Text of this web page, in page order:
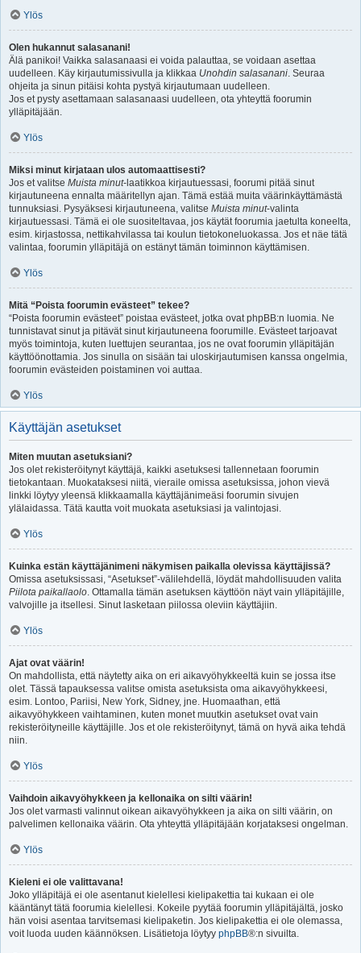
Ylös
Olen hukannut salasanani!
Älä panikoi! Vaikka salasanaasi ei voida palauttaa, se voidaan asettaa
uudelleen. Käy kirjautumissivulla ja klikkaa Unohdin salasanani. Seuraa
ohjeita ja sinun pitäisi kohta pystyä kirjautumaan uudelleen.
Jos et pysty asettamaan salasanaasi uudelleen, ota yhteyttä foorumin
ylläpitäjään.
Ylös
Miksi minut kirjataan ulos automaattisesti?
Jos et valitse Muista minut-laatikkoa kirjautuessasi, foorumi pitää sinut
kirjautuneena ennalta määritellyn ajan. Tämä estää muita väärinkäyttämästä
tunnuksiasi. Pysyäksesi kirjautuneena, valitse Muista minut-valinta
kirjautuessasi. Tämä ei ole suositeltavaa, jos käytät foorumia jaetulta koneelta,
esim. kirjastossa, nettikahvilassa tai koulun tietokoneluokassa. Jos et näe tätä
valintaa, foorumin ylläpitäjä on estänyt tämän toiminnon käyttämisen.
Ylös
Mitä “Poista foorumin evästeet” tekee?
“Poista foorumin evästeet” poistaa evästeet, jotka ovat phpBB:n luomia. Ne
tunnistavat sinut ja pitävät sinut kirjautuneena foorumille. Evästeet tarjoavat
myös toimintoja, kuten luettujen seurantaa, jos ne ovat foorumin ylläpitäjän
käyttöönottamia. Jos sinulla on sisään tai uloskirjautumisen kanssa ongelmia,
foorumin evästeiden poistaminen voi auttaa.
Ylös
Käyttäjän asetukset
Miten muutan asetuksiani?
Jos olet rekisteröitynyt käyttäjä, kaikki asetuksesi tallennetaan foorumin
tietokantaan. Muokataksesi niitä, vieraile omissa asetuksissa, johon vievä
linkki löytyy yleensä klikkaamalla käyttäjänimeäsi foorumin sivujen
ylälaidassa. Tätä kautta voit muokata asetuksiasi ja valintojasi.
Ylös
Kuinka estän käyttäjänimeni näkymisen paikalla olevissa käyttäjissä?
Omissa asetuksissasi, “Asetukset”-välilehdellä, löydät mahdollisuuden valita
Piilota paikallaolo. Ottamalla tämän asetuksen käyttöön näyt vain ylläpitäjille,
valvojille ja itsellesi. Sinut lasketaan piilossa oleviin käyttäjiin.
Ylös
Ajat ovat väärin!
On mahdollista, että näytetty aika on eri aikavyöhykkeeltä kuin se jossa itse
olet. Tässä tapauksessa valitse omista asetuksista oma aikavyöhykkeesi,
esim. Lontoo, Pariisi, New York, Sidney, jne. Huomaathan, että
aikavyöhykkeen vaihtaminen, kuten monet muutkin asetukset ovat vain
rekisteröityneille käyttäjille. Jos et ole rekisteröitynyt, tämä on hyvä aika tehdä
niin.
Ylös
Vaihdoin aikavyöhykkeen ja kellonaika on silti väärin!
Jos olet varmasti valinnut oikean aikavyöhykkeen ja aika on silti väärin, on
palvelimen kellonaika väärin. Ota yhteyttä ylläpitäjään korjataksesi ongelman.
Ylös
Kieleni ei ole valittavana!
Joko ylläpitäjä ei ole asentanut kielellesi kielipakettia tai kukaan ei ole
kääntänyt tätä foorumia kielellesi. Kokeile pyytää foorumin ylläpitäjältä, josko
hän voisi asentaa tarvitsemasi kielipaketin. Jos kielipakettia ei ole olemassa,
voit luoda uuden käännöksen. Lisätietoja löytyy phpBB®:n sivuilta.